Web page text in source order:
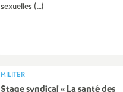
sexuelles (…)
MILITER